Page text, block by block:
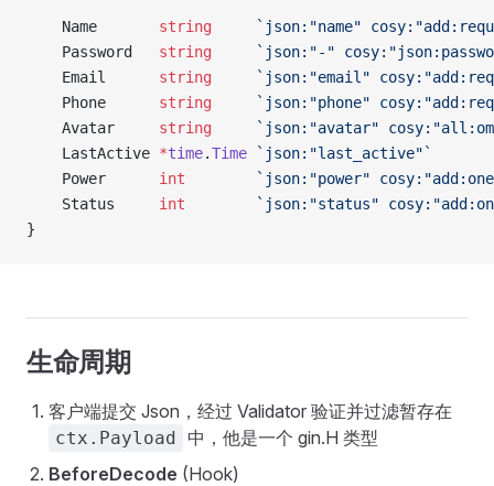
    Name
string
`json:"name"
    Password
string
`json:"-"
    Email
string
`json:"email"
    Phone
string
`json:"phone"
    Avatar
string
`json:"avatar"
    LastActive
*time.Time `json:"last_active"`
    Power
int
`json:"power"
    Status
int
`json:"status"
}
生命周期
客户端提交 Json，经过 Validator 验证并过滤暂存在
ctx.Payload
中，他是一个 gin.H 类型
BeforeDecode (Hook)